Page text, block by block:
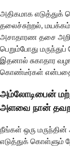
அதிகமாக
தலைச்சுற்றல்,
அசாதாரண தசை
பெறும்போது
இதனால் சுகாதார
கொண்டீர்கள் என்பதைத்
அம்லோடிபைன்
அளவை நான்
நீங்கள் ஒரு
எடுத்துக் கொள்ளும்